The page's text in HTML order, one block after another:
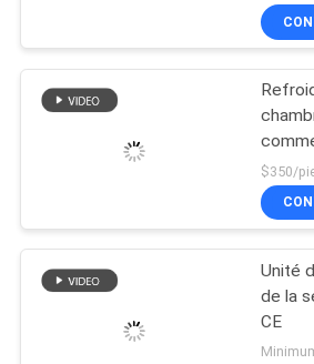
CONFIDENTIALITÉ
$350/
Unité
de la
CE